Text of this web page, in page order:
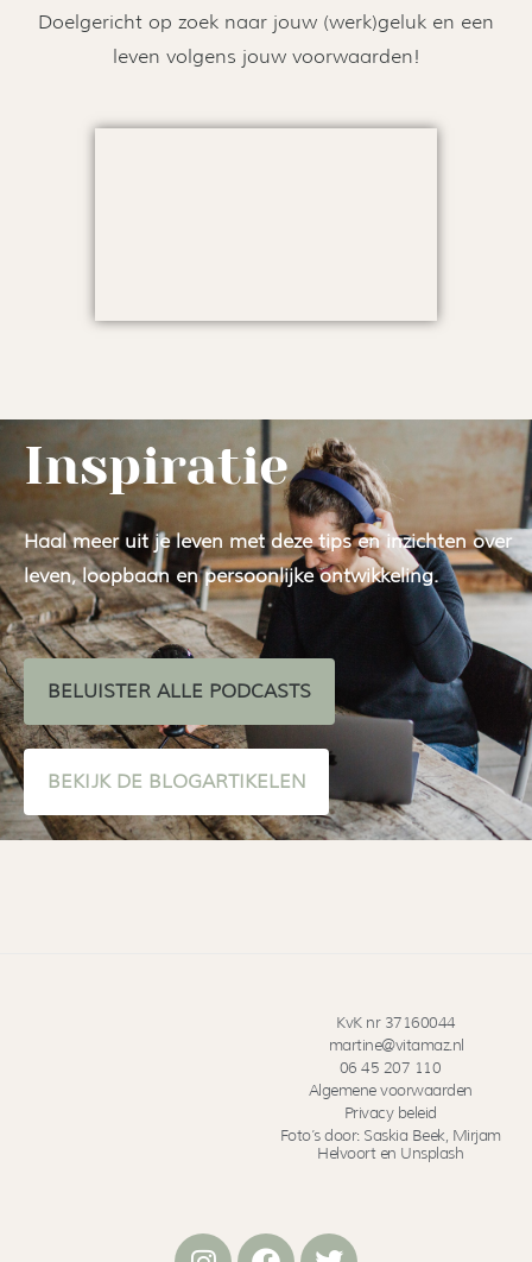
Doelgericht op zoek naar jouw (werk)geluk en een
leven volgens jouw voorwaarden!
Inspiratie
Haal meer uit je leven met deze tips en inzichten over
leven, loopbaan en persoonlijke ontwikkeling.
BELUISTER ALLE PODCASTS
BEKIJK DE BLOGARTIKELEN
KvK nr 37160044
martine@vitamaz.nl
06 45 207 110
Algemene voorwaarden
Privacy beleid
Foto’s door: Saskia Beek, Mirjam
Helvoort en Unsplash